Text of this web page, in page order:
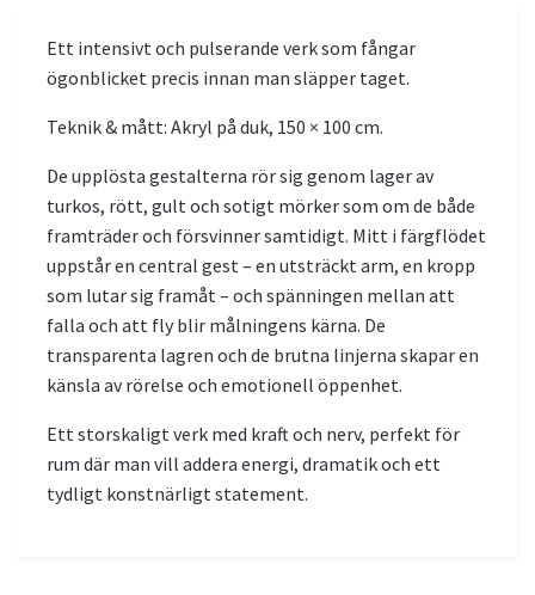
Ett intensivt och pulserande verk som fångar
ögonblicket precis innan man släpper taget.
Teknik & mått: Akryl på duk, 150 × 100 cm.
De upplösta gestalterna rör sig genom lager av
turkos, rött, gult och sotigt mörker som om de både
framträder och försvinner samtidigt. Mitt i färgflödet
uppstår en central gest – en utsträckt arm, en kropp
som lutar sig framåt – och spänningen mellan att
falla och att fly blir målningens kärna. De
transparenta lagren och de brutna linjerna skapar en
känsla av rörelse och emotionell öppenhet.
Ett storskaligt verk med kraft och nerv, perfekt för
rum där man vill addera energi, dramatik och ett
tydligt konstnärligt statement.